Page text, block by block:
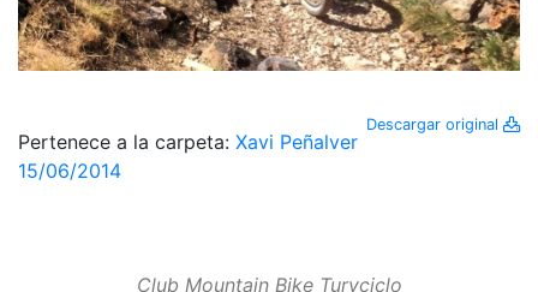
Descargar original
Pertenece a la carpeta: Xavi Peñalver
15/06/2014
Club Mountain Bike Turyciclo